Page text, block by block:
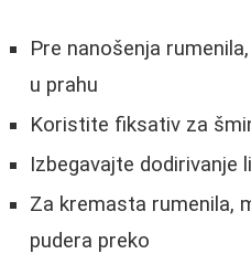
Pre nanošenja
u prahu
Koristite fiksativ za
Izbegavajte dodirivanje
Za kremasta rumenila,
pudera preko